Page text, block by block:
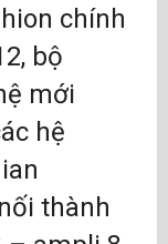
chính
bộ
mới
hệ
thành